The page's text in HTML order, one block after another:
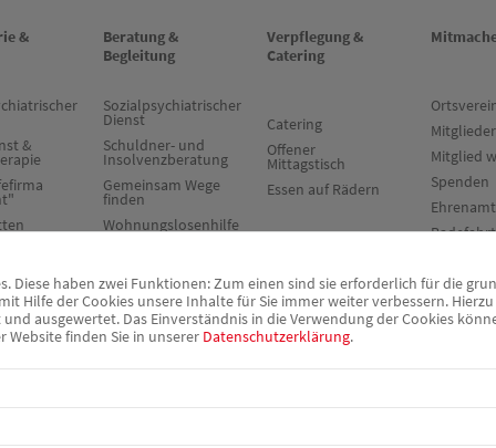
&
&
Wohnen
Beratung &
Begleitung
Sozialpsychiatrischer
Dienst
Schuldner- und
Insolvenzberatung
Gemeinsam Wege
finden
Wohnungslosenhilfe
Schwabach
Fachdienst
Betreuungsverein
Verpflegung &
Catering
Catering
Offener
Mittagstisch
Essen auf Rädern
Mitglied
Spenden
Ehrenamt
Diese haben zwei Funktionen: Zum einen sind sie erforderlich für die
Hilfe der Cookies unsere Inhalte für Sie immer weiter verbessern.
ausgewertet. Das Einverständnis in die Verwendung der Cookies
Website finden Sie in unserer Datenschutzerklärung.